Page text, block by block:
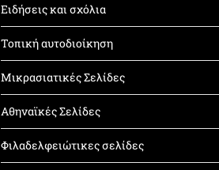
Ειδήσεις και σχόλια
Τοπική αυτοδιοίκηση
Μικρασιατικές Σελίδες
Αθηναϊκές Σελίδες
Φιλαδελφειώτικες σελίδες